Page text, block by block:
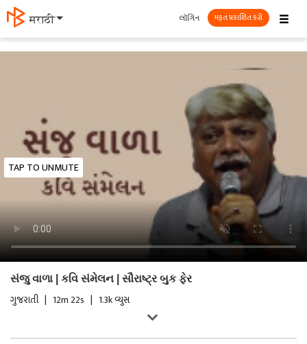
मराठी ☰
લૉગિન મફત પ્રકાશિત કરો
TAP TO UNMUTE
સંજુ વાળા | કવિ સંમેલન | સૌરાષ્ટ્ર બુક ફેર
ગુજરાતી | 12m 22s | 1.3k વ્યુસ